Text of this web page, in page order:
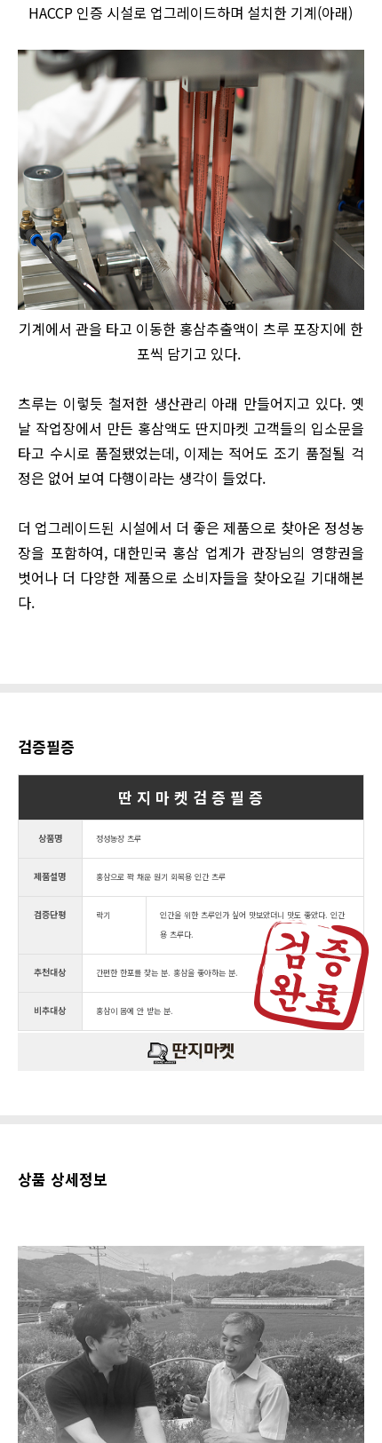
HACCP 인증 시설로 업그레이드하며 설치한 기계(아래)
기계에서 관을 타고 이동한 홍삼추출액이 츠루 포장지에 한
포씩 담기고 있다.
츠루는 이렇듯 철저한 생산관리 아래 만들어지고 있다. 옛
날 작업장에서 만든 홍삼액도 딴지마켓 고객들의 입소문을
타고 수시로 품절됐었는데, 이제는 적어도 조기 품절될 걱
정은 없어 보여 다행이라는 생각이 들었다.
더 업그레이드된 시설에서 더 좋은 제품으로 찾아온 정성농
장을 포함하여, 대한민국 홍삼 업계가 관장님의 영향권을
벗어나 더 다양한 제품으로 소비자들을 찾아오길 기대해본
다.
검증필증
딴 지 마 켓 검 증 필 증
상품명 정성농장 츠루
제품설명 홍삼으로 꽉 채운 원기 회복용 인간 츠루
검증단평 락기
인간을 위한 츠루인가 싶어 맛보았더니 맛도 좋았다. 인간
용 츠루다.
추천대상 간편한 한포를 찾는 분. 홍삼을 좋아하는 분.
비추대상 홍삼이 몸에 안 받는 분.
상품 상세정보